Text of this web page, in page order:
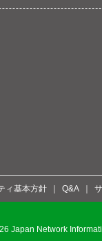
ィ基本方針 Q&A
Japan Network